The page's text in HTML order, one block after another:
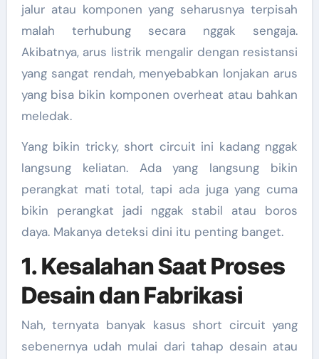
jalur atau komponen yang seharusnya terpisah
malah terhubung secara nggak sengaja.
Akibatnya, arus listrik mengalir dengan resistansi
yang sangat rendah, menyebabkan lonjakan arus
yang bisa bikin komponen overheat atau bahkan
meledak.
Yang bikin tricky, short circuit ini kadang nggak
langsung keliatan. Ada yang langsung bikin
perangkat mati total, tapi ada juga yang cuma
bikin perangkat jadi nggak stabil atau boros
daya. Makanya deteksi dini itu penting banget.
1. Kesalahan Saat Proses
Desain dan Fabrikasi
Nah, ternyata banyak kasus short circuit yang
sebenernya udah mulai dari tahap desain atau